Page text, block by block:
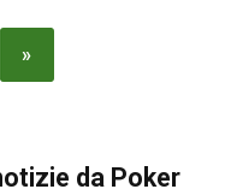
»
da Poker